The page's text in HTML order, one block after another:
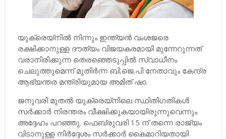
യുക്രെയ്നില്‍ നിന്നും ഇന്ത്യന്‍ വംശജരെ
രക്ഷിക്കാനുള്ള ദൗത്യം വിജയകരമായി മുന്നേറുന്നത്
വരാനിരിക്കുന്ന തെരഞ്ഞെടുപ്പില്‍ സ്വാധീനം
ചെലുത്തുമെന്ന് മുതിര്‍ന്ന ബി.ജെ.പി നേതാവും കേന്ദ്ര
ആഭ്യന്തര മന്ത്രിയുമായ അമിത് ഷാ.
ജനുവരി മുതല്‍ യുക്രെയ്നിലെ സ്ഥിതിഗതികള്‍
സര്‍ക്കാര്‍ നിരന്തരം വീക്ഷിക്കുകയായിരുന്നുവെന്നും
അദ്ദേഹം പറഞ്ഞു. ഫെബ്രുവരി 15 ന് തന്നെ രാജ്യം
വിടാനുള്ള നിര്‍ദ്ദേശം സര്‍ക്കാര്‍ കൈമാറിയതായി